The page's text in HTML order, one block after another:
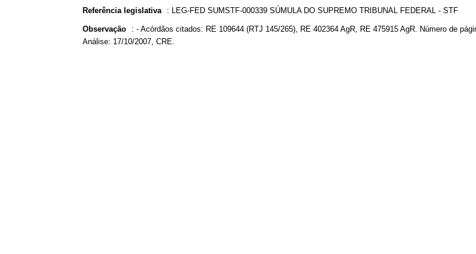
Referência legislativa : LEG-FED SUMSTF-000339 SÚMULA DO SUPREMO TRIBUNAL FEDERAL - STF
Observação : - Acórdãos citados: RE 109644 (RTJ 145/265), RE 402364 AgR, RE 475915 AgR. Número de
Análise: 17/10/2007, CRE.